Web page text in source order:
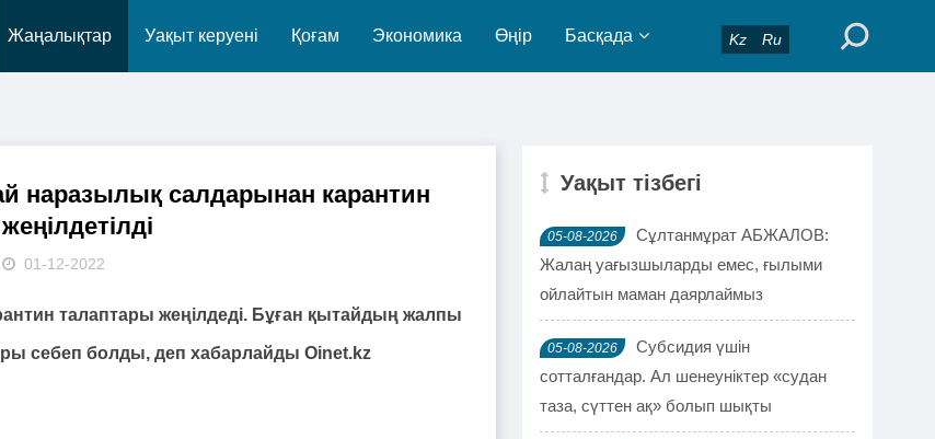
Kz Ru
Жаңалықтар Уақыт керуені Қоғам Экономика Өңір Басқада
наразылық салдарынан карантин
01-12-2022
талаптары жеңілдеді. Бұған қытайдың жалпы
себеп болды, деп хабарлайды Oinet.kz
Уақыт тізбегі
05-08-2026
Сұлтанмұрат АБЖАЛОВ:
Жалаң уағызшыларды емес, ғылыми
ойлайтын маман даярлаймыз
05-08-2026
Субсидия үшін
сотталғандар. Ал шенеуніктер «судан
таза, сүттен ақ» болып шықты